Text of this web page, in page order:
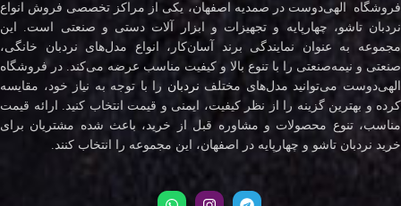
فروشگاه الهی‌دوست در صمدیه اصفهان، یکی از مراکز تخصصی فروش انواع
نردبان تاشو، چهارپایه و تجهیزات و ابزار آلات دستی و صنعتی است. این
مجموعه به عنوان نمایندگی برند آسان‌کار، انواع مدل‌های نردبان خانگی،
صنعتی و نیمه‌صنعتی را با تنوع بالا و کیفیت مناسب عرضه می‌کند. در فروشگاه
الهی‌دوست می‌توانید مدل‌های مختلف نردبان را با توجه به نیاز خود، مقایسه
کرده و بهترین گزینه را از نظر کیفیت، ایمنی و قیمت انتخاب کنید. ارائه قیمت
مناسب، تنوع محصولات و مشاوره قبل از خرید، باعث شده مشتریان برای
خرید نردبان تاشو و چهارپایه در اصفهان، این مجموعه را انتخاب کنند.